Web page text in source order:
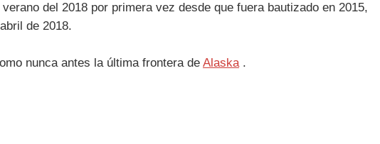
del 2018 por primera vez desde que fuera bautizado en 2015,
de 2018.
nunca antes la última frontera de Alaska.